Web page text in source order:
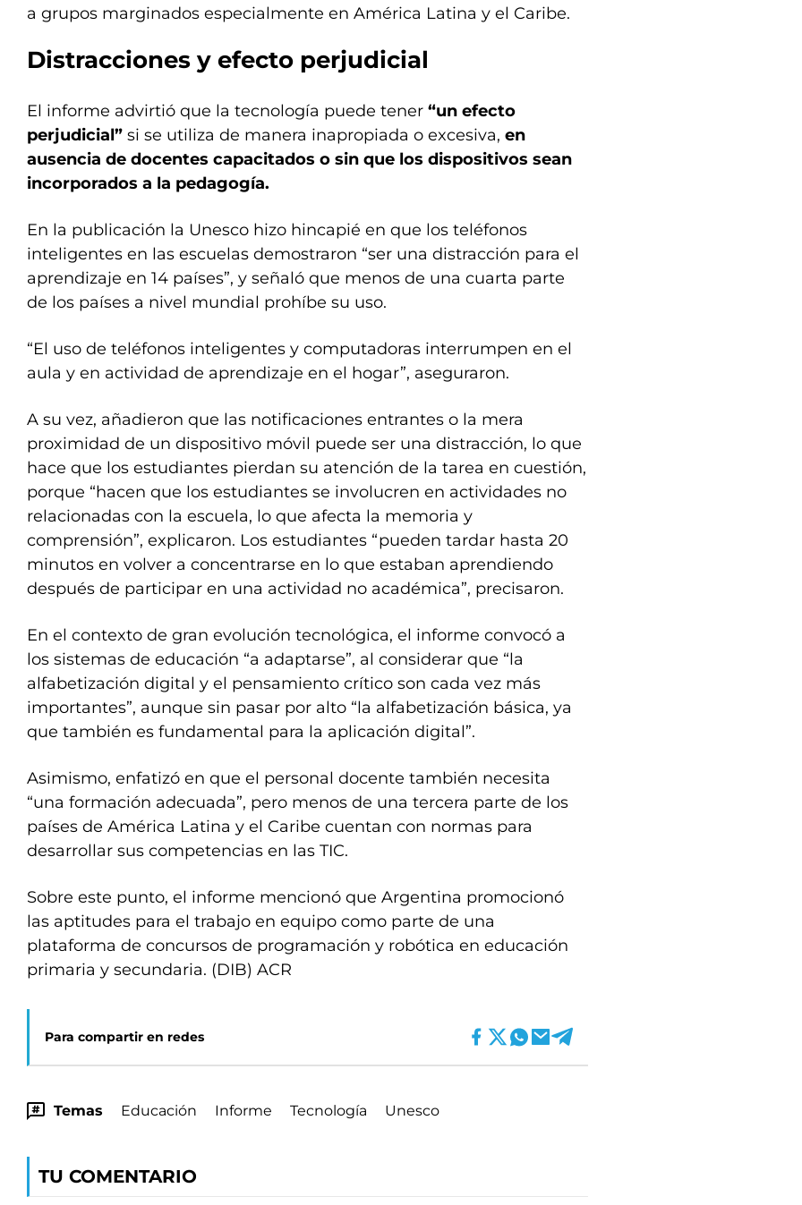
a grupos marginados especialmente en América Latina y el Caribe.
Distracciones y efecto perjudicial
El informe advirtió que la tecnología puede tener “un efecto
perjudicial” si se utiliza de manera inapropiada o excesiva, en
ausencia de docentes capacitados o sin que los dispositivos sean
incorporados a la pedagogía.
En la publicación la Unesco hizo hincapié en que los teléfonos
inteligentes en las escuelas demostraron “ser una distracción para el
aprendizaje en 14 países”, y señaló que menos de una cuarta parte
de los países a nivel mundial prohíbe su uso.
“El uso de teléfonos inteligentes y computadoras interrumpen en el
aula y en actividad de aprendizaje en el hogar”, aseguraron.
A su vez, añadieron que las notificaciones entrantes o la mera
proximidad de un dispositivo móvil puede ser una distracción, lo que
hace que los estudiantes pierdan su atención de la tarea en cuestión,
porque “hacen que los estudiantes se involucren en actividades no
relacionadas con la escuela, lo que afecta la memoria y
comprensión”, explicaron. Los estudiantes “pueden tardar hasta 20
minutos en volver a concentrarse en lo que estaban aprendiendo
después de participar en una actividad no académica”, precisaron.
En el contexto de gran evolución tecnológica, el informe convocó a
los sistemas de educación “a adaptarse”, al considerar que “la
alfabetización digital y el pensamiento crítico son cada vez más
importantes”, aunque sin pasar por alto “la alfabetización básica, ya
que también es fundamental para la aplicación digital”.
Asimismo, enfatizó en que el personal docente también necesita
“una formación adecuada”, pero menos de una tercera parte de los
países de América Latina y el Caribe cuentan con normas para
desarrollar sus competencias en las TIC.
Sobre este punto, el informe mencionó que Argentina promocionó
las aptitudes para el trabajo en equipo como parte de una
plataforma de concursos de programación y robótica en educación
primaria y secundaria. (DIB) ACR
Para compartir en redes
Temas Educación Informe Tecnología Unesco
TU COMENTARIO